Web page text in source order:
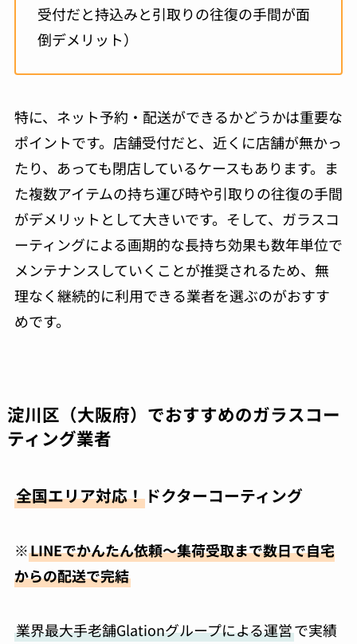
受付だと持込みと引取りの往復の手間が面
倒デメリット）
特に、ネット予約・配送ができるかどうかは重要な
ポイントです。店舗受付だと、近くに店舗が無かっ
たり、あっても閉店しているケースもあります。ま
た複数アイテムの持ち運び時や引取りの往復の手間
がデメリットとして大きいです。そして、ガラスコ
ーティングによる画期的な長持ち効果も数年単位で
メンテナンスしていくことが推奨されるため、無
理なく継続的に利用できる業者を選ぶのがおすす
めです。
淀川区（大阪府）でおすすめのガラスコー
ティング業者
全国エリア対応！ドクターコーティング
※LINEでかんたん依頼～集荷受取まで数日で自宅
からの配送で完結
業界最大手老舗Glationグループによる運営で実績